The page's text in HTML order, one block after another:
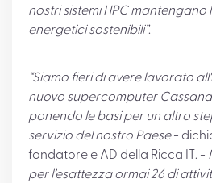
nostri sistemi HPC mantengano
energetici sostenibili”.
“Siamo fieri di avere lavorato
nuovo supercomputer
ponendo le basi per un altro
servizio del nostro Paese-
fondatore e AD della Ricca IT. -
per l’esattezza ormai 26 di